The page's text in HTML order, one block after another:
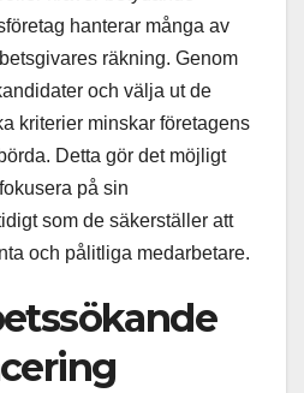
hanterar många av
räkning. Genom
och välja ut de
kriterier minskar företagens
Detta gör det möjligt
på sin
som de säkerställer att
och pålitliga medarbetare.